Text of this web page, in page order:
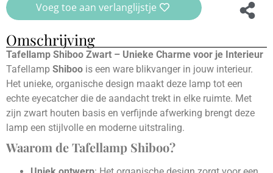
Voeg toe aan verlanglijstje
Omschrijving
Tafellamp Shiboo Zwart – Unieke Charme voor je Interieur
Tafellamp Shiboo is een ware blikvanger in jouw interieur.
Het unieke, organische design maakt deze lamp tot een
echte eyecatcher die de aandacht trekt in elke ruimte. Met
zijn zwart houten basis en verfijnde afwerking brengt deze
lamp een stijlvolle en moderne uitstraling.
Waarom de Tafellamp Shiboo?